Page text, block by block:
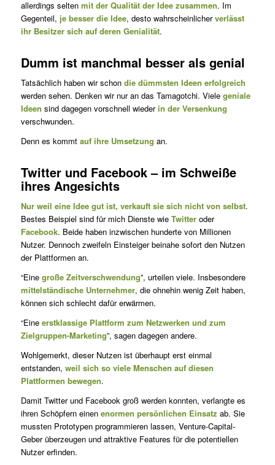
allerdings selten mit der Qualität der Idee zusammen. Im
Gegenteil, je besser die Idee, desto wahrscheinlicherverlässt
ihr Besitzer sich auf deren Genialität.
Dumm ist manchmal besser als genial
Tatsächlich haben wir schon die dümmsten Ideen erfolgreich
werden sehen. Denken wir nur an das Tamagotchi. Viele geniale
Ideen sind dagegen vorschnell wiederin der Versenkung
verschwunden.
Denn es kommt auf ihre Umsetzung an.
Twitter und Facebook – im Schweiße
ihres Angesichts
Nur weil eine Idee gut ist, verkauft sie sich nicht von selbst.
Bestes Beispiel sind für mich Dienste wie Twitteroder
Facebook. Beide haben inzwischen hunderte von Millionen
Nutzer. Dennoch zweifeln Einsteiger beinahe sofort den Nutzen
der Plattformen an.
“Eine große Zeitverschwendung”, urteilen viele. Insbesondere
mittelständische Unternehmer, die ohnehin wenig Zeit haben,
können sich schlecht dafür erwärmen.
“Eine erstklassige Plattform zum Netzwerken und zum
Zielgruppen-Marketing”, sagen dagegen andere.
Wohlgemerkt, dieser Nutzen ist überhaupt erst einmal
entstanden, weil sich so viele Menschen auf diesen
Plattformen bewegen.
Damit Twitter und Facebook groß werden konnten, verlangte es
ihren Schöpfern einen enormen persönlichen Einsatz ab. Sie
mussten Prototypen programmieren lassen, Venture-Capital-
Geber überzeugen und attraktive Features für die potentiellen
Nutzer erfinden.